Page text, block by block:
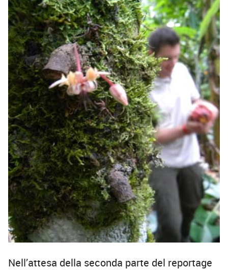
Nell’attesa della seconda parte del reportage